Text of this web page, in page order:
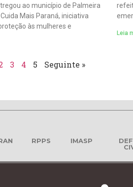
ao município de Palmeira
Mais Paraná, iniciativa
às mulheres e
Leia
3 4 5 Seguinte »
RPPS IMASP